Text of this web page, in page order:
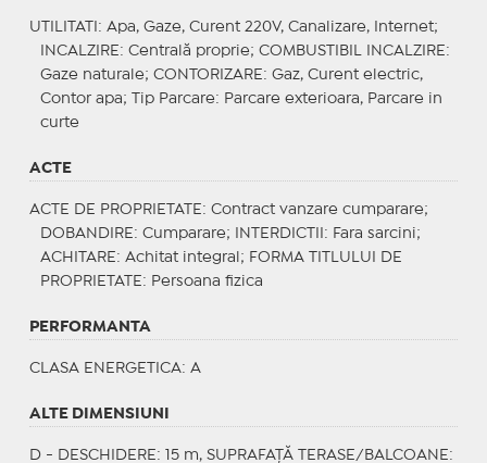
UTILITATI : Apa, Gaze, Curent 220V, Canalizare, Internet;
INCALZIRE : Centrală proprie; COMBUSTIBIL INCALZIRE :
Gaze naturale; CONTORIZARE : Gaz, Curent electric,
Contor apa;
Tip Parcare: Parcare exterioara, Parcare in
curte
ACTE
ACTE DE PROPRIETATE : Contract vanzare cumparare;
DOBANDIRE : Cumparare; INTERDICTII : Fara sarcini;
ACHITARE : Achitat integral; FORMA TITLULUI DE
PROPRIETATE : Persoana fizica
PERFORMANTA
CLASA ENERGETICA: A
ALTE DIMENSIUNI
D - DESCHIDERE: 15 m, SUPRAFAȚĂ TERASE/BALCOANE: